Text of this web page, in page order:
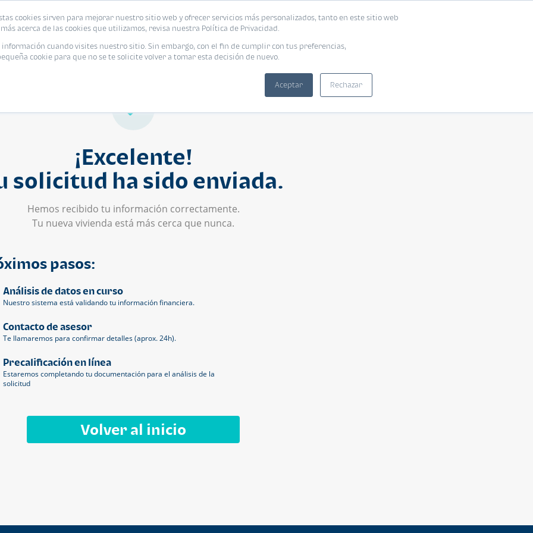
cookies sirven para mejorar nuestro sitio web y ofrecer servicios más personalizados, tanto en este sitio web
acerca de las cookies que utilizamos, revisa nuestra Política de Privacidad.
cuando visites nuestro sitio. Sin embargo, con el fin de cumplir con tus preferencias,
cookie para que no se te solicite volver a tomar esta decisión de nuevo.
Aceptar Rechazar
Eventos Promociones Blog Encuentra tu vivienda ideal
¡Excelente!
solicitud ha sido enviada.
Hemos recibido tu información correctamente.
Tu nueva vivienda está más cerca que nunca.
pasos:
Análisis de datos en curso
Nuestro sistema está validando tu información financiera.
Contacto de asesor
Te llamaremos para confirmar detalles (aprox. 24h).
Precalificación en línea
Estaremos completando tu documentación para el análisis de la
solicitud
Volver al inicio